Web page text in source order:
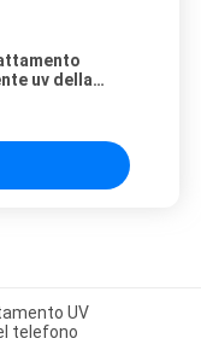
uv della
UV
telefono